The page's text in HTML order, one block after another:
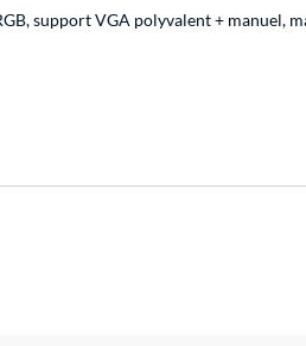
support VGA polyvalent + manuel,